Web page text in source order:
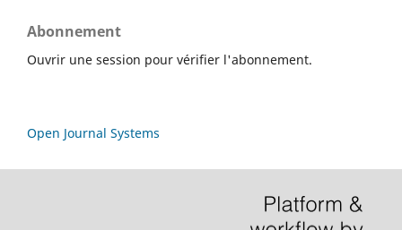
Abonnement
Ouvrir une session pour vérifier l'abonnement.
Open Journal Systems